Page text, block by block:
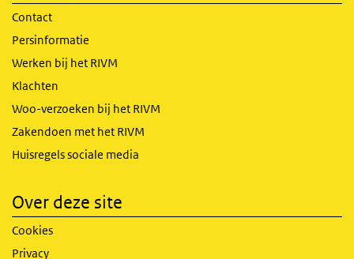
Contact
Persinformatie
Werken bij het RIVM
Klachten
Woo-verzoeken bij het RIVM
Zakendoen met het RIVM
Huisregels sociale media
Over deze site
Cookies
Privacy